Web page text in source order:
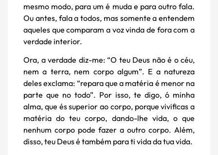
mesmo modo, para um é muda e para outro fala.
Ou antes, fala a todos, mas somente a entendem
aqueles que comparam a voz vinda de fora com a
verdade interior.
Ora, a verdade diz-me: “O teu Deus não é o céu,
nem a terra, nem corpo algum”. E a natureza
deles exclama: “repara que a matéria é menor na
parte que no todo”. Por isso, te digo, ó minha
alma, que és superior ao corpo, porque vivificas a
matéria do teu corpo, dando-lhe vida, o que
nenhum corpo pode fazer a outro corpo. Além,
disso, teu Deus é também para ti vida da tua vida.